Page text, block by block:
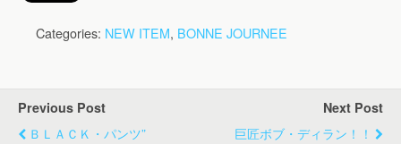
Categories: NEW ITEM, BONNE JOURNEE
Previous Post
ＢＬＡＣＫ・パンツ”
Next Post
巨匠ボブ・ディラン！！